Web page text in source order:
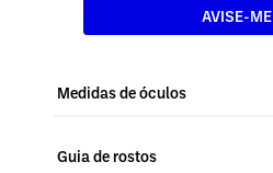
AVISE-ME
Medidas de óculos
Guia de rostos